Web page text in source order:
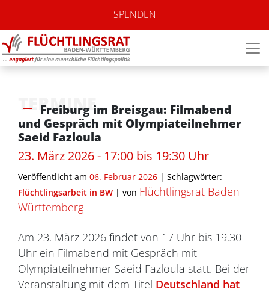
SPENDEN
TERMINE
Freiburg im Breisgau: Filmabend
und Gespräch mit Olympiateilnehmer
Saeid Fazloula
23. März 2026 - 17:00 bis 19:30 Uhr
Veröffentlicht am 06. Februar 2026 | Schlagwörter:
Flüchtlingsarbeit in BW | von Flüchtlingsrat Baden-
Württemberg
Am 23. März 2026 findet von 17 Uhr bis 19.30
Uhr ein Filmabend mit Gespräch mit
Olympiateilnehmer Saeid Fazloula statt. Bei der
Veranstaltung mit dem Titel Deutschland hat